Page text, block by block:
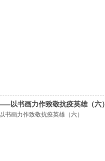
以书画力作致敬抗疫英雄（六）
画力作致敬抗疫英雄（六）